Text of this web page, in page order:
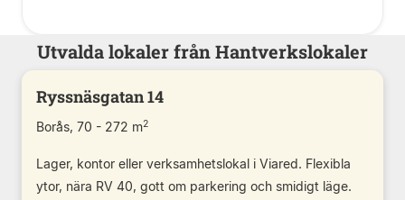
Utvalda lokaler från Hantverkslokaler
Ryssnäsgatan 14
Borås, 70 - 272 m2
Lager, kontor eller verksamhetslokal i Viared. Flexibla
ytor, nära RV 40, gott om parkering och smidigt läge.